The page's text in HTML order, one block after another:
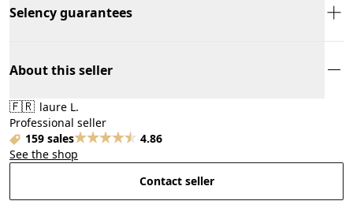
Selency guarantees
About this seller
🇫🇷 laure L.
Professional seller
159 sales
4.86
See the shop
Contact seller